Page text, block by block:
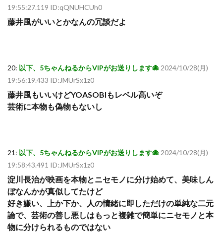
19:55:27.119 ID:qQNUHCUh0
藤井風がいいとかなんの冗談だよ
20: 以下、5ちゃんねるからVIPがお送りします🐙2024/10/28(月)
19:56:19.433 ID:JMUrSx1z0
藤井風もいいけどYOASOBIもレベル高いぞ
芸術に本物も偽物もないし
21: 以下、5ちゃんねるからVIPがお送りします🐙2024/10/28(月)
19:58:43.491 ID:JMUrSx1z0
淀川長治が映画を本物とニセモノに分け始めて、美味しん
ぼなんかが真似してたけど
好き嫌い、上か下か、人の情緒に即しただけの単純な二元
論で、芸術の善し悪しはもっと複雑で簡単にニセモノと本
物に分けられるものではない